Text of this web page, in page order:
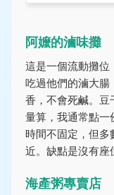
阿嬤的滷味攤
這是一個流動攤位
吃過他們的滷大腸
香，不會死鹹。豆
量算，我通常點
時間不固定，但
近。缺點是沒有座
海產粥專賣店